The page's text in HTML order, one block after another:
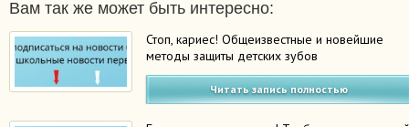
Вам так же может быть интересно:
Стоп, кариес! Общеизвестные и новейшие
методы защиты детских зубов
Читать запись полностью